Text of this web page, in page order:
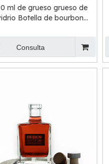
ml de grueso grueso de
Botella de bourbon
Consulta